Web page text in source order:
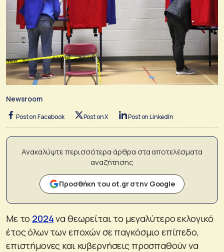
Newsroom
Post on Facebook Post on X Post on LinkedIn
Ανακαλύψτε περισσότερα άρθρα στα αποτελέσματα
αναζήτησης
Προσθήκη του ot.gr στην Google
Με το 2024να θεωρείται το μεγαλύτερο εκλογικό
έτος όλων των εποχών σε παγκόσμιο επίπεδο,
επιστήμονες και κυβερνήσεις προσπαθούν να